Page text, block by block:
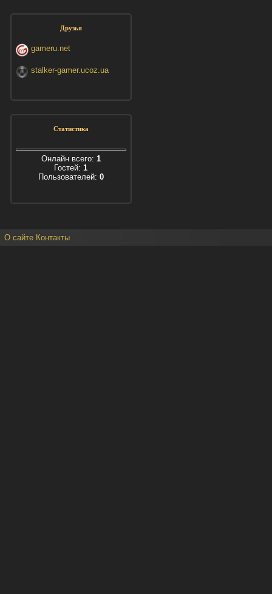
Друзья
gameru.net
stalker-gamer.ucoz.ua
Статистика
Онлайн всего: 1
Гостей: 1
Пользователей: 0
О сайте Контакты